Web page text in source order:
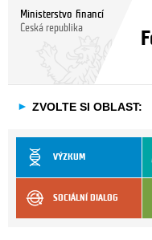
Ministerstvo financí
Česká republika
► ZVOLTE SI OBLAST:
VÝZKUM
SOCIÁLNÍ DIALOG